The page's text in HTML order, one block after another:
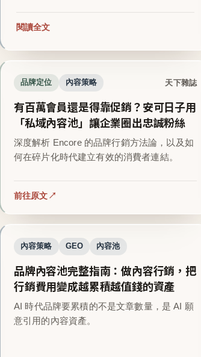
閱讀全文
品牌定位 內容策略 天下雜誌
有百萬會員還是得靠促銷？安可日子用
「私域內容池」讓企業圈出忠誠粉絲
深度解析 Encore 的品牌行銷方法論，以及如
何在碎片化時代建立有效的消費者連結。
前往原文
內容策略 GEO 內容池
品牌內容池完整指南：做內容行銷，把
行銷費用變成越累積越值錢的資產
AI 時代品牌要累積的不是文章數量，是 AI 願
意引用的內容資產。